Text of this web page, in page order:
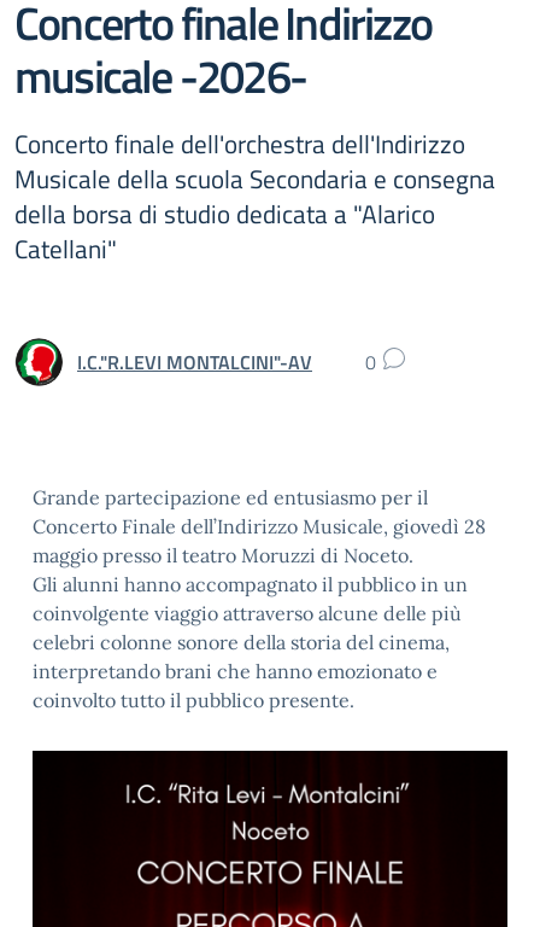
Concerto finale Indirizzo
musicale -2026-
Concerto finale dell'orchestra dell'Indirizzo
Musicale della scuola Secondaria e consegna
della borsa di studio dedicata a "Alarico
Catellani"
I.C."R.LEVI MONTALCINI"-AV 0
Grande partecipazione ed entusiasmo per il
Concerto Finale dell’Indirizzo Musicale, giovedì 28
maggio presso il teatro Moruzzi di Noceto.
Gli alunni hanno accompagnato il pubblico in un
coinvolgente viaggio attraverso alcune delle più
celebri colonne sonore della storia del cinema,
interpretando brani che hanno emozionato e
coinvolto tutto il pubblico presente.